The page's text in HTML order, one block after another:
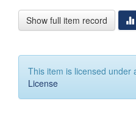
Show full item record
This item is licensed under
License